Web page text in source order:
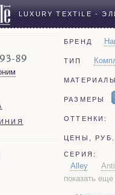
LUXURY TEXTILE -
89
БРЕНД
ТИП
МАТЕРИАЛЫ
РАЗМЕРЫ
ОТТЕНКИ:
ЦЕНЫ, РУБ.
СЕРИЯ:
Alley
Payas
показать еще